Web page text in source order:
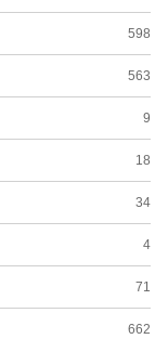
598
563
9
18
34
4
71
662